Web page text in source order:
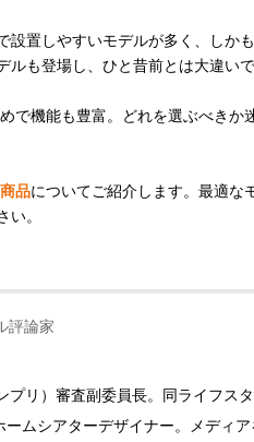
置しやすいモデルが多く、しか
も登場し、ひと昔前とは大違いで
で機能も豊富。どれを選ぶべきか
品についてご紹介します。最適な
。
評論家
プリ）審査副委員長。同ライフス
ムシアターデザイナー。メディア